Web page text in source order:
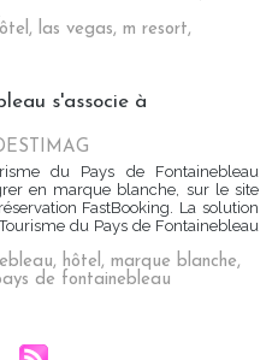
, las vegas, m resort,
s'associe à
du Pays de Fontainebleau
en marque blanche, sur le site
FastBooking. La solution
du Pays de Fontainebleau
, hôtel, marque blanche,
de fontainebleau